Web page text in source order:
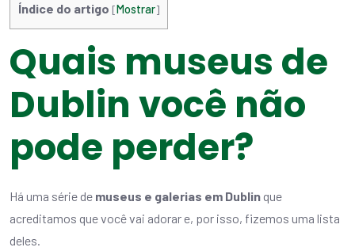
Índice do artigo [Mostrar]
Quais museus de
Dublin você não
pode perder?
Há uma série de museus e galerias em Dublin que
acreditamos que você vai adorar e, por isso, fizemos uma lista
deles.